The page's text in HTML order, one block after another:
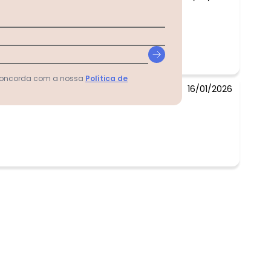
16/01/2026
com a nossa Política de